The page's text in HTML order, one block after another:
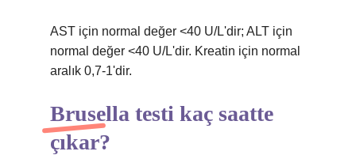
AST için normal değer <40 U/L'dir; ALT için
normal değer <40 U/L'dir. Kreatin için normal
aralık 0,7-1'dir.
Brusella testi kaç saatte
çıkar?